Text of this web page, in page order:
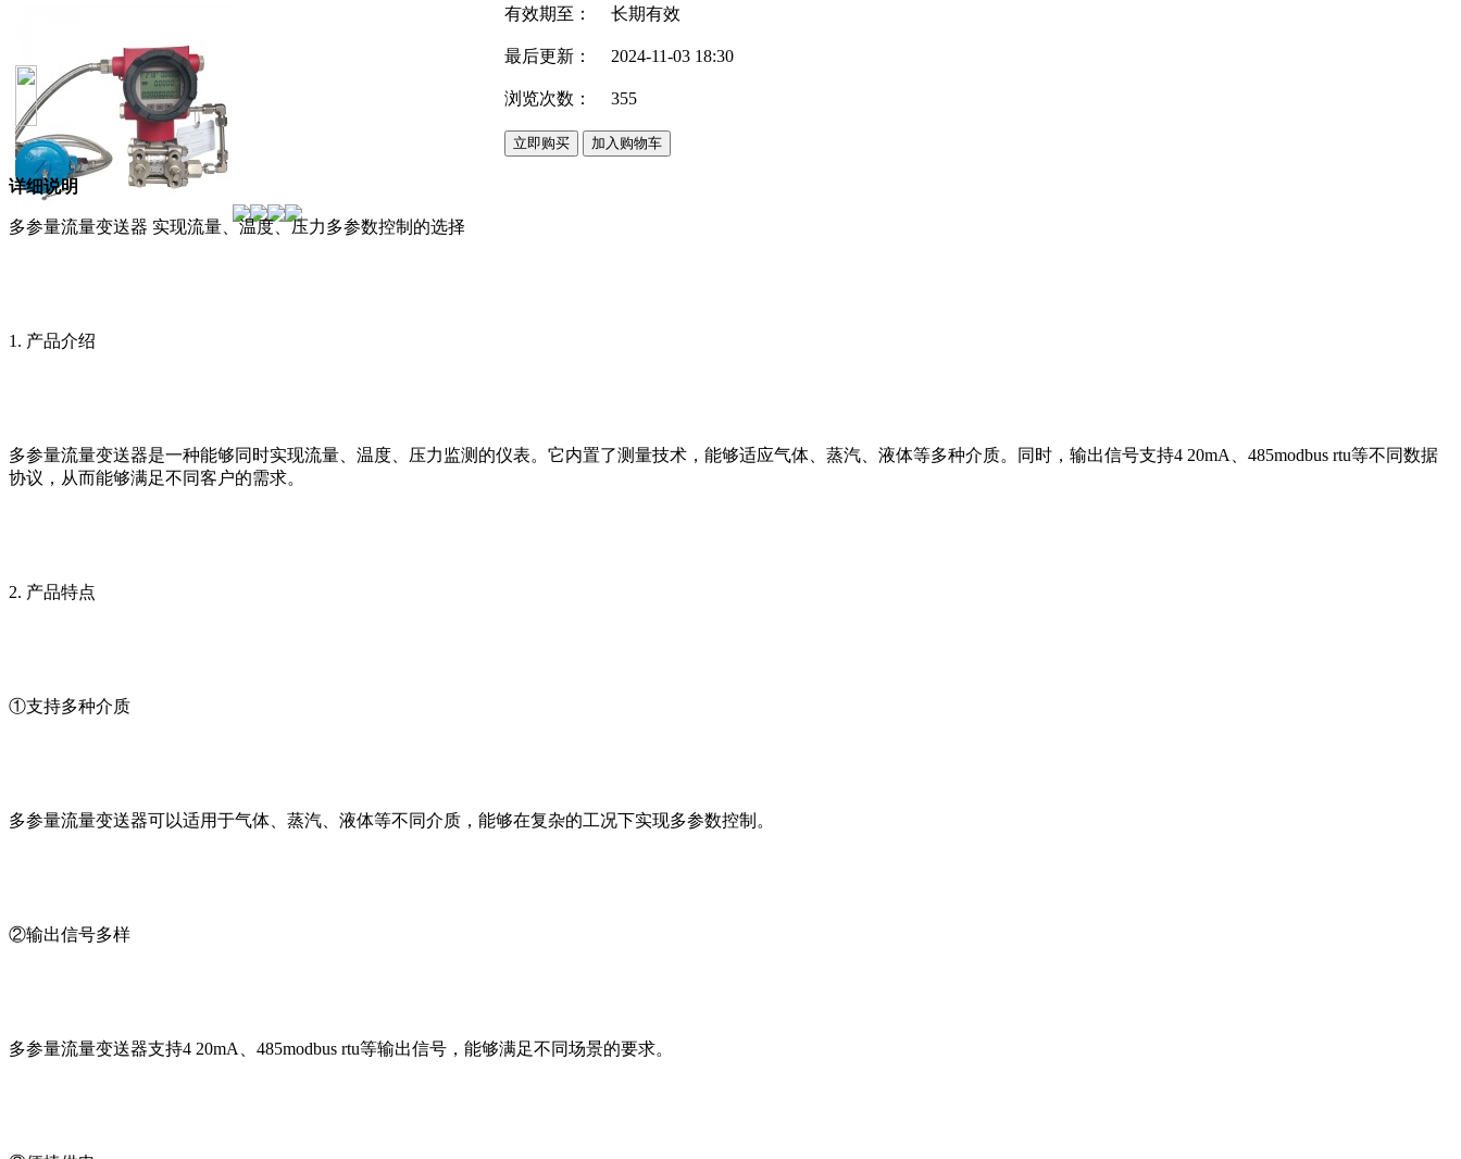
有效期至： 长期有效
最后更新： 2024-11-03 18:30
浏览次数： 355
详细说明
多参量流量变送器 实现流量、温度、压力多参数控制的选择
1. 产品介绍
多参量流量变送器是一种能够同时实现流量、温度、压力监测的仪表。它内置了测量技术，能够适应气体、蒸汽、液体等多种介质。同时，输出信号支持4 20mA、485modbus rtu等不同数据
协议，从而能够满足不同客户的需求。
2. 产品特点
①支持多种介质
多参量流量变送器可以适用于气体、蒸汽、液体等不同介质，能够在复杂的工况下实现多参数控制。
②输出信号多样
多参量流量变送器支持4 20mA、485modbus rtu等输出信号，能够满足不同场景的要求。